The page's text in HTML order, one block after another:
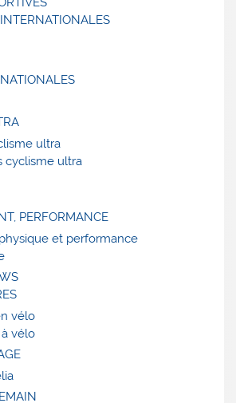
ultra
cyclisme ultra
PERFORMANCE
et performance
vélo
vélo